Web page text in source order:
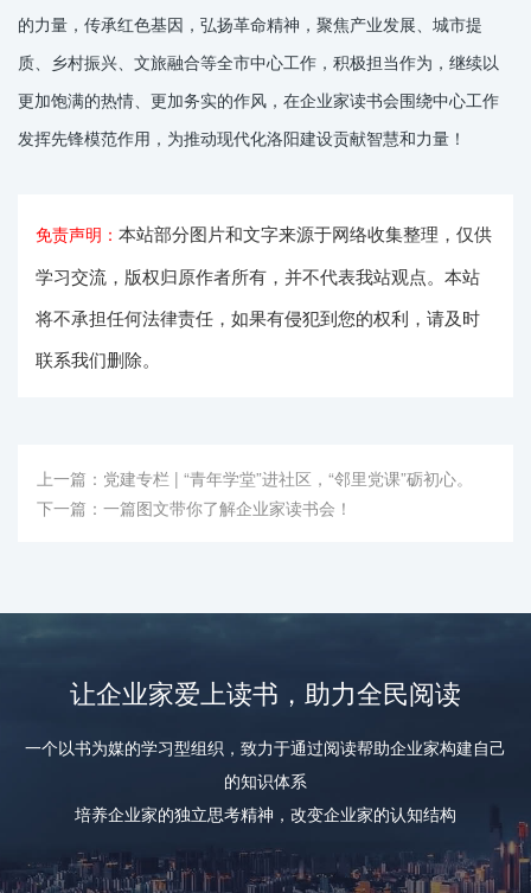
的力量，传承红色基因，弘扬革命精神，聚焦产业发展、城市提
质、乡村振兴、文旅融合等全市中心工作，积极担当作为，继续以
更加饱满的热情、更加务实的作风，在企业家读书会围绕中心工作
发挥先锋模范作用，为推动现代化洛阳建设贡献智慧和力量！
免责声明： 本站部分图片和文字来源于网络收集整理，仅供
学习交流，版权归原作者所有，并不代表我站观点。本站
将不承担任何法律责任，如果有侵犯到您的权利，请及时
联系我们删除。
上一篇： 党建专栏 | “青年学堂”进社区，“邻里党课”砺初心。
下一篇： 一篇图文带你了解企业家读书会！
让企业家爱上读书，助力全民阅读
一个以书为媒的学习型组织，致力于通过阅读帮助企业家构建自己
的知识体系
培养企业家的独立思考精神，改变企业家的认知结构